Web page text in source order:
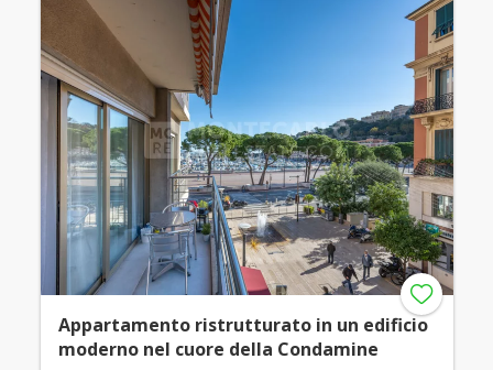
Appartamento ristrutturato in un edificio
moderno nel cuore della Condamine